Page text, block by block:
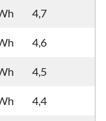
4,7
4,6
4,5
4,4